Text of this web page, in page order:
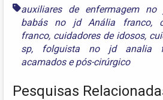
auxiliares de enfermagem
babás no jd Anália franco,
franco, cuidadores de idosos,
sp, folguista no jd analia
acamadosepós-cirúrgico
Pesquisas